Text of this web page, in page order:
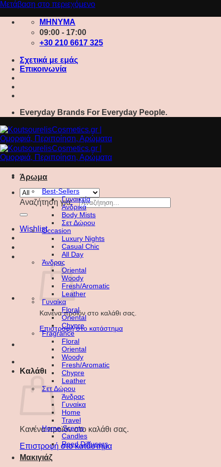
Μετάβαση στο περιεχόμενο
ΜΗΝΥΜΑ
09:00 - 17:00
+30 210 6617 325
Σχετικά με εμάς
Επικοινωνία
Everyday Brands For Everyday People.
Αναζήτηση για:
Wishlist
Κανένα προϊόν στο καλάθι σας.
Επιστροφή στο κατάστημα
Καλάθι
Κανένα προϊόν στο καλάθι σας.
Επιστροφή στο κατάστημα
Άρωμα
Best-Sellers
Γυναικεία
Ανδρικά
Body Mists
Σετ Δώρου
Occasion
Luxury Nights
Casual Chic
All Day
Άνδρας
Oriental
Woody
Fresh/Aromatic
Leather
Γυναίκα
Floral
Oriental
Chypre
Fragrance
Floral
Oriental
Woody
Fresh/Aromatic
Chypre
Leather
Σετ Δώρου
Άνδρας
Γυναίκα
Home
Travel
Home Scents
Candles
Reed Diffusers
Μακιγιάζ